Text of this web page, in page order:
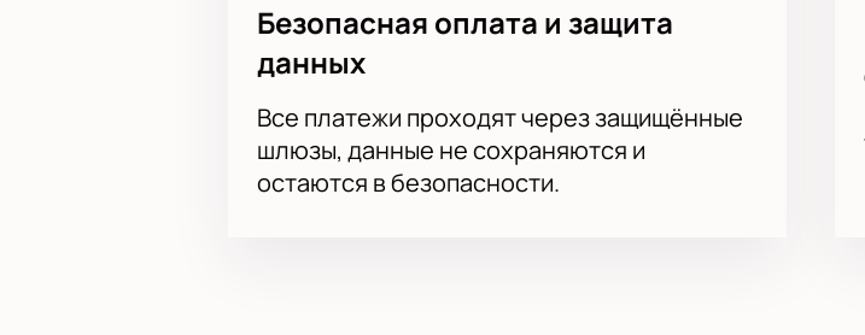
Безопасная оплата и защита
данных
Все платежи проходят через защищённые
шлюзы, данные не сохраняются и
остаются в безопасности.